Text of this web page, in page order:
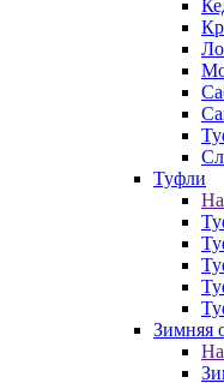
Туфли
Зимняя